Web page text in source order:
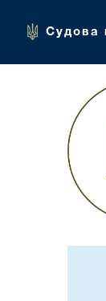
Судова